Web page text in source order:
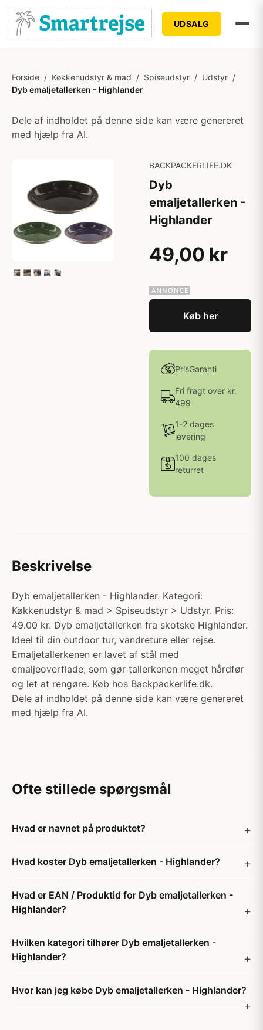
UDSALG
Forside / Køkkenudstyr & mad / Spiseudstyr / Udstyr /
Dyb emaljetallerken - Highlander
Dele af indholdet på denne side kan være genereret
med hjælp fra AI.
BACKPACKERLIFE.DK
Dyb
emaljetallerken -
Highlander
49,00 kr
Køb her
PrisGaranti
Fri fragt over kr.
499
1-2 dages
levering
100 dages
returret
Beskrivelse
Dyb emaljetallerken - Highlander. Kategori:
Køkkenudstyr & mad > Spiseudstyr > Udstyr. Pris:
49.00 kr. Dyb emaljetallerken fra skotske Highlander.
Ideel til din outdoor tur, vandreture eller rejse.
Emaljetallerkenen er lavet af stål med
emaljeoverflade, som gør tallerkenen meget hårdfør
og let at rengøre. Køb hos Backpackerlife.dk.
Dele af indholdet på denne side kan være genereret
med hjælp fra AI.
Ofte stillede spørgsmål
Hvad er navnet på produktet?
Hvad koster Dyb emaljetallerken - Highlander?
Hvad er EAN / Produktid for Dyb emaljetallerken -
Highlander?
Hvilken kategori tilhører Dyb emaljetallerken -
Highlander?
Hvor kan jeg købe Dyb emaljetallerken - Highlander?